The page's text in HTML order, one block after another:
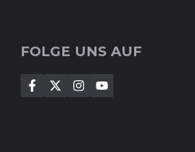
FOLGE UNS AUF